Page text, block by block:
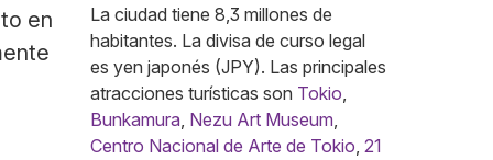
en
La ciudad tiene 8,3 millones de
habitantes. La divisa de curso legal
es yen japonés (JPY). Las principales
atracciones turísticas son Tokio,
Bunkamura, Nezu Art Museum,
Centro Nacional de Arte de Tokio, 21